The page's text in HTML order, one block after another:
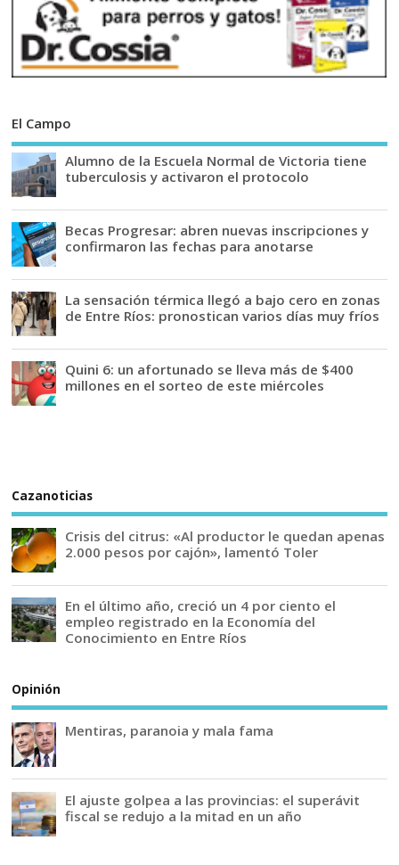
El Campo
Alumno de la Escuela Normal de Victoria tiene
tuberculosis y activaron el protocolo
Becas Progresar: abren nuevas inscripciones y
confirmaron las fechas para anotarse
La sensación térmica llegó a bajo cero en zonas
de Entre Ríos: pronostican varios días muy fríos
Quini 6: un afortunado se lleva más de $400
millones en el sorteo de este miércoles
Cazanoticias
Crisis del citrus: «Al productor le quedan apenas
2.000 pesos por cajón», lamentó Toler
En el último año, creció un 4 por ciento el
empleo registrado en la Economía del
Conocimiento en Entre Ríos
Opinión
Mentiras, paranoia y mala fama
El ajuste golpea a las provincias: el superávit
fiscal se redujo a la mitad en un año